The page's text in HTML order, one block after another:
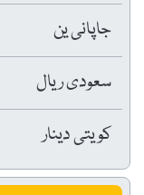
جاپانی ین
سعودی ریال
کویتی دینار